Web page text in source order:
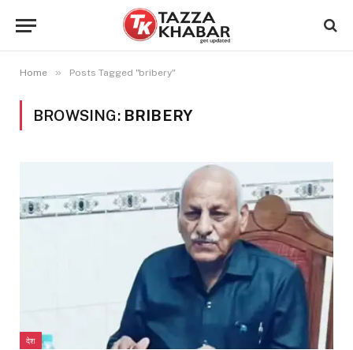
Home » Posts Tagged "bribery"
BROWSING: BRIBERY
देश